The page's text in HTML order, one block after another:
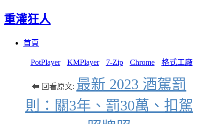
重灌狂人
首頁
PotPlayer KMPlayer 7-Zip Chrome 格式工廠
⬅ 回看原文: 最新 2023 酒駕罰
則：關3年、罰30萬、扣駕